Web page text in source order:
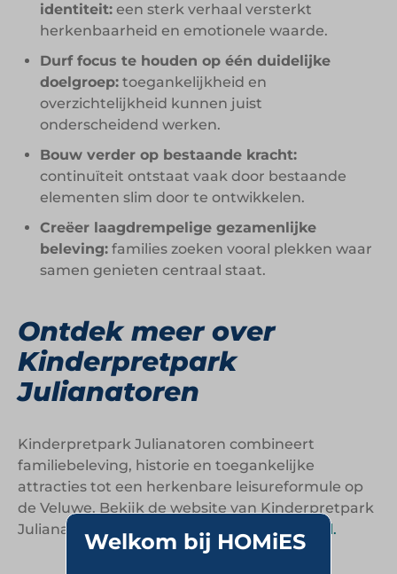
identiteit: een sterk verhaal versterkt
herkenbaarheid en emotionele waarde.
Durf focus te houden op één duidelijke
doelgroep: toegankelijkheid en
overzichtelijkheid kunnen juist
onderscheidend werken.
Bouw verder op bestaande kracht:
continuïteit ontstaat vaak door bestaande
elementen slim door te ontwikkelen.
Creëer laagdrempelige gezamenlijke
beleving: families zoeken vooral plekken waar
samen genieten centraal staat.
Ontdek meer over
Kinderpretpark
Julianatoren
Kinderpretpark Julianatoren combineert
familiebeleving, historie en toegankelijke
attracties tot een herkenbare leisureformule op
de Veluwe. Bekijk de website van Kinderpretpark
Julianatoren op
https://www.julianatoren.nl.
Welkom bij HOMiES